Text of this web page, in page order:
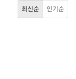
최신순 인기순